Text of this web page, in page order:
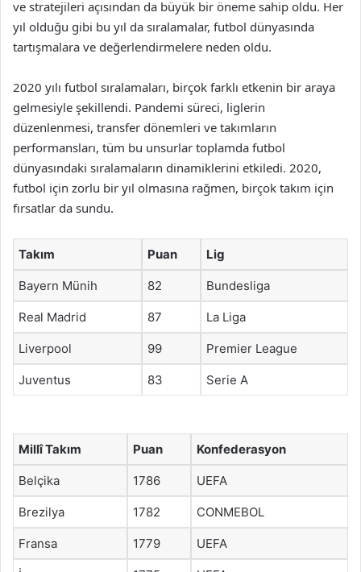
ve stratejileri açısından da büyük bir öneme sahip oldu. Her
yıl olduğu gibi bu yıl da sıralamalar, futbol dünyasında
tartışmalara ve değerlendirmelere neden oldu.
2020 yılı futbol sıralamaları, birçok farklı etkenin bir araya
gelmesiyle şekillendi. Pandemi süreci, liglerin
düzenlenmesi, transfer dönemleri ve takımların
performansları, tüm bu unsurlar toplamda futbol
dünyasındaki sıralamaların dinamiklerini etkiledi. 2020,
futbol için zorlu bir yıl olmasına rağmen, birçok takım için
fırsatlar da sundu.
Takım Puan Lig
Bayern Münih 82 Bundesliga
Real Madrid 87 La Liga
Liverpool 99 Premier League
Juventus 83 Serie A
Millî Takım Puan Konfederasyon
Belçika 1786 UEFA
Brezilya 1782 CONMEBOL
Fransa 1779 UEFA